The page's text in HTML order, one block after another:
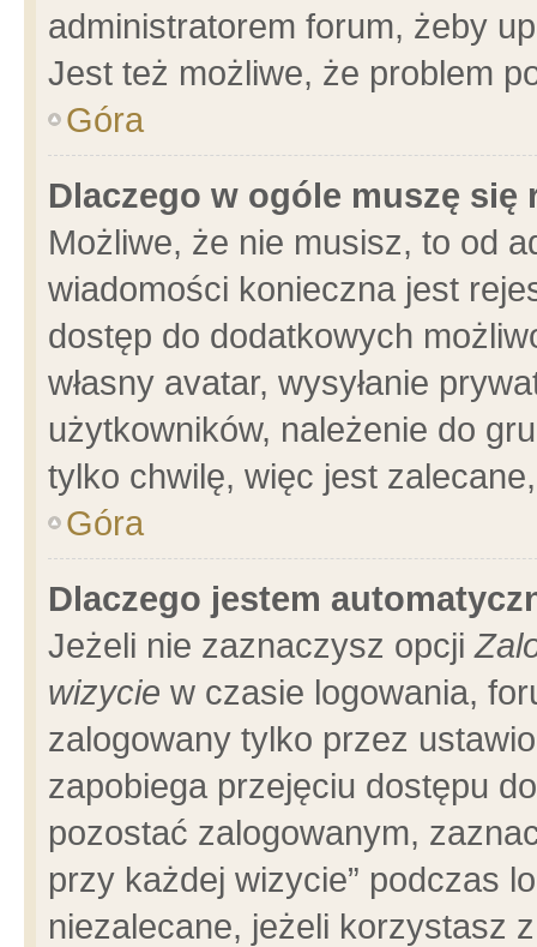
administratorem forum, żeby
Jest też możliwe, że problem
Góra
Dlaczego w ogóle muszę się
Możliwe, że nie musisz, to od
wiadomości konieczna jest
dostęp do dodatkowych
własny avatar, wysyłanie
użytkowników, należenie do
tylko chwilę, więc jest
Góra
Dlaczego jestem
Jeżeli nie zaznaczysz opcji
wizycie w czasie logowania,
zalogowany tylko przez
zapobiega przejęciu dostępu
pozostać zalogowanym,
przy każdej wizycie” podczas
niezalecane, jeżeli korzystasz